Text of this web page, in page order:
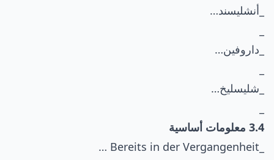
_أنشليسند…
_داروفين…
_شليسليخ…
3.4 معلومات أساسية